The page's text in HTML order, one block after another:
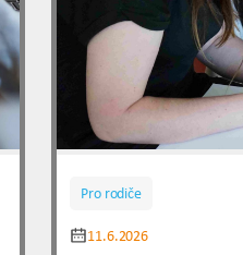
Pro rodiče
11.6.2026